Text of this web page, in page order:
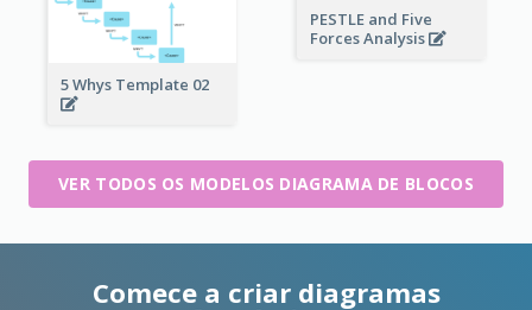
PESTLE and Five
Forces Analysis
5 Whys Template 02
VER TODOS OS MODELOS DIAGRAMA DE BLOCOS
Comece a criar diagramas